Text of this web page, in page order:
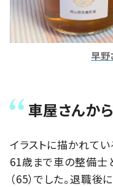
早野
車屋さんか
イラストに描かれて
61歳まで車の整備士
（65）でした。退職